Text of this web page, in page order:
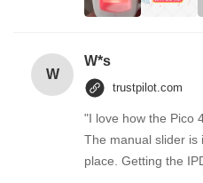
W
W*s
trustpilot.com
"I love how the Pico
The manual slider is
place. Getting the